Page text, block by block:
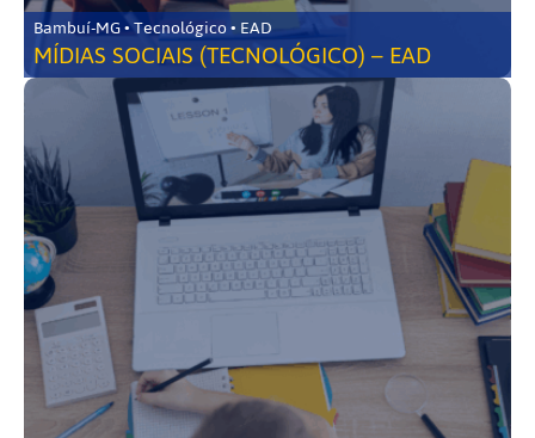
Bambuí-MG • Tecnológico • EAD
MÍDIAS SOCIAIS (TECNOLÓGICO) – EAD